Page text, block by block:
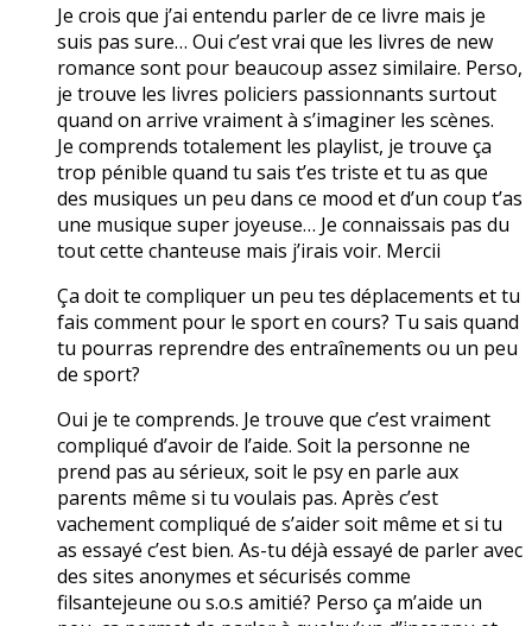
Je crois que j’ai entendu parler de ce livre mais je
suis pas sure… Oui c’est vrai que les livres de new
romance sont pour beaucoup assez similaire. Perso,
je trouve les livres policiers passionnants surtout
quand on arrive vraiment à s’imaginer les scènes.
Je comprends totalement les playlist, je trouve ça
trop pénible quand tu sais t’es triste et tu as que
des musiques un peu dans ce mood et d’un coup t’as
une musique super joyeuse… Je connaissais pas du
tout cette chanteuse mais j’irais voir. Mercii
Ça doit te compliquer un peu tes déplacements et tu
fais comment pour le sport en cours? Tu sais quand
tu pourras reprendre des entraînements ou un peu
de sport?
Oui je te comprends. Je trouve que c’est vraiment
compliqué d’avoir de l’aide. Soit la personne ne
prend pas au sérieux, soit le psy en parle aux
parents même si tu voulais pas. Après c’est
vachement compliqué de s’aider soit même et si tu
as essayé c’est bien. As-tu déjà essayé de parler avec
des sites anonymes et sécurisés comme
filsantejeune ou s.o.s amitié? Perso ça m’aide un